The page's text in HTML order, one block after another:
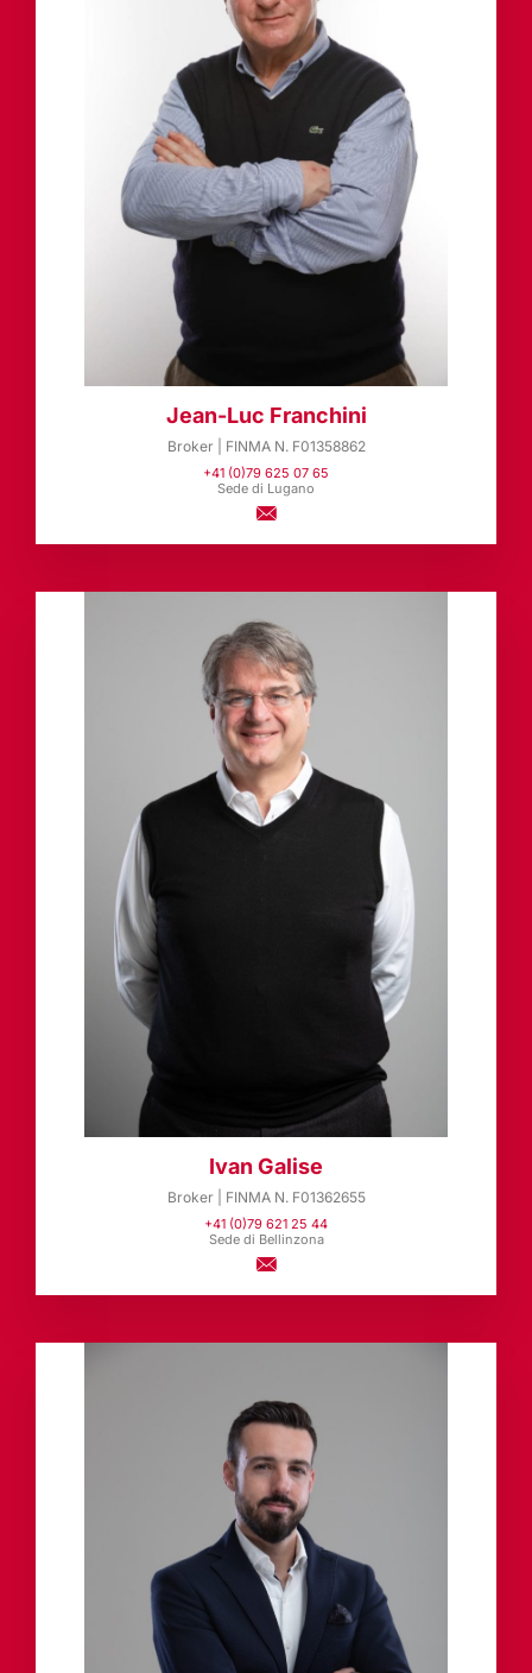
Jean-Luc Franchini
Broker | FINMA N. F01358862
+41 (0)79 625 07 65
Sede di Lugano
Ivan Galise
Broker | FINMA N. F01362655
+41 (0)79 621 25 44
Sede di Bellinzona